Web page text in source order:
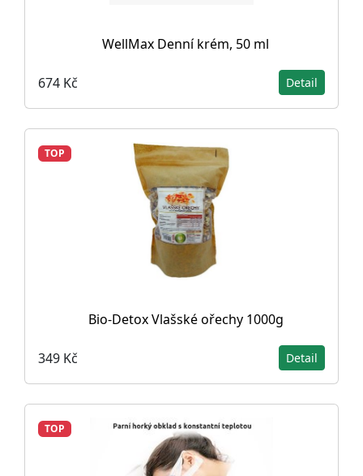
WellMax Denní krém, 50 ml
674 Kč Detail
TOP
Bio-Detox Vlašské ořechy 1000g
349 Kč Detail
TOP